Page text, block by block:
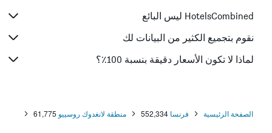
HotelsCombined ليس البائع
نقوم بتجميع الكثير من البيانات لك
لماذا لا تكون الأسعار دقيقة بنسبة 100٪؟
الصفحة الرئيسية فرنسا 552,334 منطقة لانغدوك روسييو 61,775